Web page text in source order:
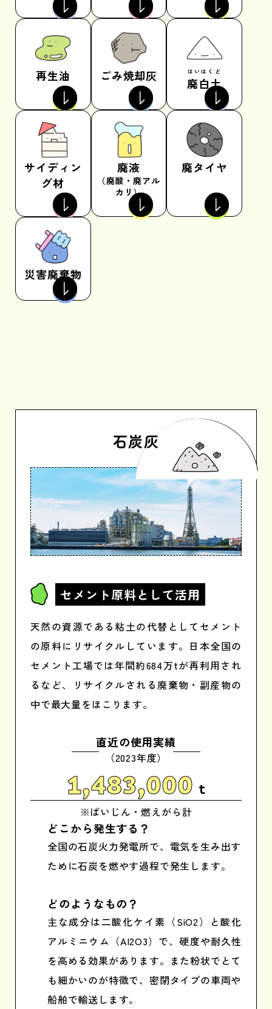
再生油 ごみ焼却灰 廃白土
はいはくど
サイディン
グ材
廃液
（廃酸・廃アル
カリ）
廃タイヤ
災害廃棄物
石炭灰
セメント原料として活用
天然の資源である粘土の代替としてセメント
の原料にリサイクルしています。日本全国の
セメント工場では年間約684万tが再利用され
るなど、リサイクルされる廃棄物・副産物の
中で最大量をほこります。
直近の使用実績
（2023年度）
1,483,000 t
※ばいじん・燃えがら計
どこから発生する？
全国の石炭火力発電所で、電気を生み出す
ために石炭を燃やす過程で発生します。
どのようなもの？
主な成分は二酸化ケイ素（SiO2）と酸化
アルミニウム（AI2O3）で、硬度や耐久性
を高める効果があります。また粉状でとて
も細かいのが特徴で、密閉タイプの車両や
船舶で輸送します。